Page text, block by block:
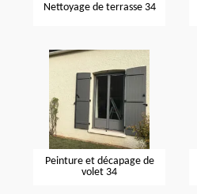
Nettoyage de terrasse 34
Peinture et décapage de
volet 34